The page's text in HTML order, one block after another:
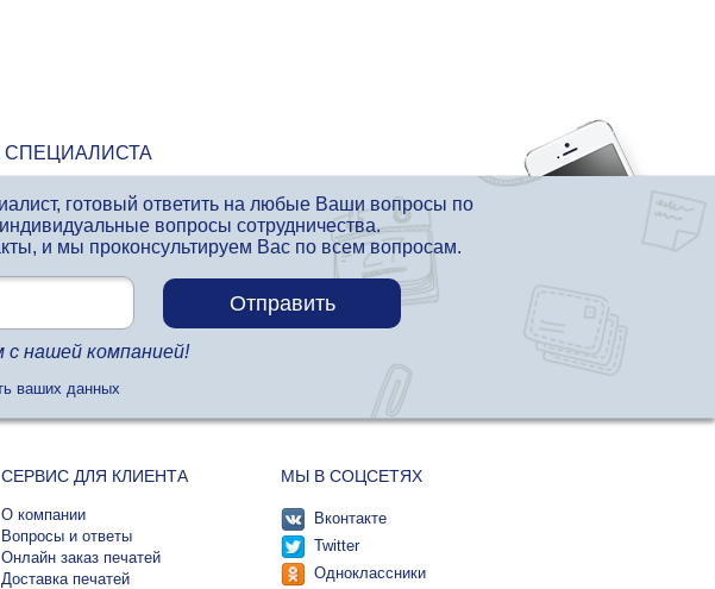
СПЕЦИАЛИСТА
готовый ответить на любые Ваши вопросы по
вопросы сотрудничества.
и мы проконсультируем Вас по всем вопросам.
нашей компанией!
ваших данных
СЕРВИС ДЛЯ КЛИЕНТА
О компании
Вопросы и ответы
Онлайн заказ печатей
Доставка печатей
МЫ В СОЦСЕТЯХ
Вконтакте
Twitter
Одноклассники